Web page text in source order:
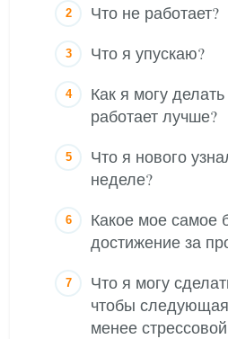
Что не работает?
Что я упускаю?
Как я могу
работает лучше?
Что я нового
неделе?
Какое мое самое
достижение за
Что я могу
чтобы
менее